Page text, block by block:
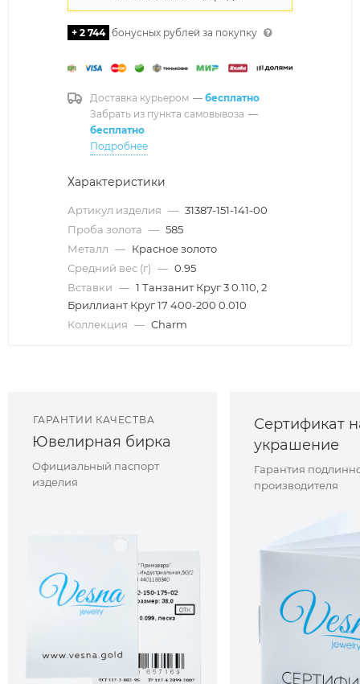
+ 2 744 бонусных рублей за покупку
Доставка курьером — бесплатно
Забрать из пункта самовывоза —
бесплатно
Подробнее
Характеристики
Артикул изделия — 31387-151-141-00
Проба золота — 585
Металл — Красное золото
Средний вес (г) — 0.95
Вставки — 1 Танзанит Круг 3 0.110, 2
Бриллиант Круг 17 400-200 0.010
Коллекция — Charm
ГАРАНТИИ КАЧЕСТВА
Ювелирная бирка
Официальный паспорт
изделия
Сертификат
украшение
Гарантия
производителя